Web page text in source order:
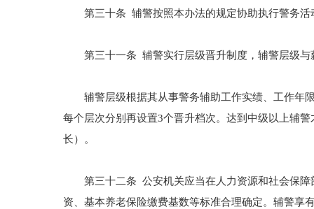
第三十条 辅警按照本办法的规定协助执行警务活
第三十一条 辅警实行层级晋升制度，辅警层级与
辅警层级根据其从事警务辅助工作实绩、工作年限
每个层次分别再设置3个晋升档次。达到中级以上辅
长）。
第三十二条 公安机关应当在人力资源和社会保障
资、基本养老保险缴费基数等标准合理确定。辅警享